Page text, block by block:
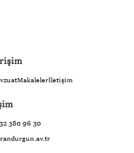
Makalelerİletişim
380 96 30